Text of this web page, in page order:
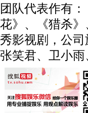
团队代表作有
花》、《猎杀
秀影视剧，公
张笑君、卫小